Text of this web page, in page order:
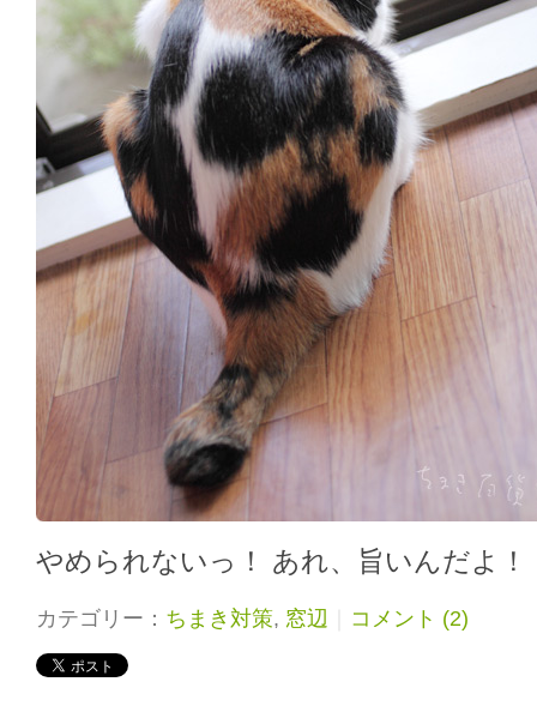
やめられないっ！ あれ、旨いんだよ！
カテゴリー： ちまき対策, 窓辺 コメント (2)